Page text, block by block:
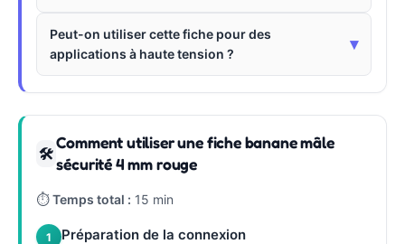
Peut-on utiliser cette fiche pour des
applications à haute tension ?
▾
🛠
Comment utiliser une fiche banane mâle
sécurité 4 mm rouge
⏱Temps total : 15 min
1 Préparation de la connexion